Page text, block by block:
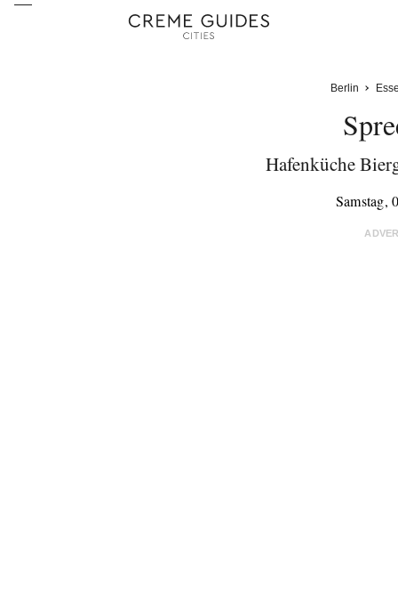
Berlin
Hafenküche
Samstag,